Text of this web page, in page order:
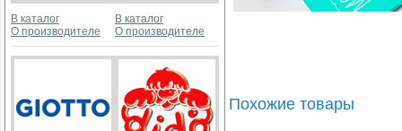
В каталог
О производителе
В каталог
О производителе
Похожие товары